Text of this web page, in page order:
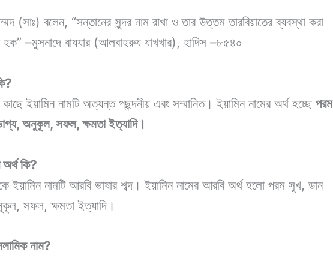
(সাঃ) বলেন, “সন্তানের সুন্দর নাম রাখা ও তার উত্তম তারবিয়াতের ব্যবস্থা করা
হক” –মুসনাদে বাযযার (আলবাহরুয যাখখার), হাদিস –৮৫৪০
?
ইয়ামিন নামটি অত্যন্ত পছন্দনীয় এবং সম্মানিত। ইয়ামিন নামের অর্থ হচ্ছে পরম
অনুকূল, সফল, ক্ষমতা ইত্যাদি।
অর্থ কি?
ইয়ামিন নামটি আরবি ভাষার শব্দ। ইয়ামিন নামের আরবি অর্থ হলো পরম সুখ, ডান
সফল, ক্ষমতা ইত্যাদি।
নাম?